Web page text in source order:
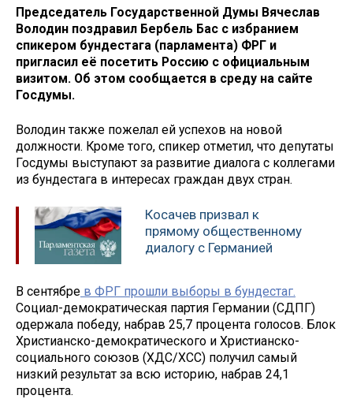
Председатель Государственной Думы Вячеслав
Володин поздравил Бербель Бас с избранием
спикером бундестага (парламента) ФРГ и
пригласил её посетить Россию с официальным
визитом. Об этом сообщается в среду на сайте
Госдумы.
Володин также пожелал ей успехов на новой
должности. Кроме того, спикер отметил, что депутаты
Госдумы выступают за развитие диалога с коллегами
из бундестага в интересах граждан двух стран.
Косачев призвал к
прямому общественному
диалогу с Германией
В сентябре в ФРГ прошли выборы в бундестаг.
Социал-демократическая партия Германии (СДПГ)
одержала победу, набрав 25,7 процента голосов. Блок
Христианско-демократического и Христианско-
социального союзов (ХДС/ХСС) получил самый
низкий результат за всю историю, набрав 24,1
процента.